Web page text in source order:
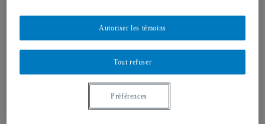
Activités socio-scientifiques
Axes de recherche
3) Art et créativité
4) Formation initiale et continue
➜ Autochtonisation
Projets fondateurs et passés
Tout refuser
Autoriser les témoins
Préférences